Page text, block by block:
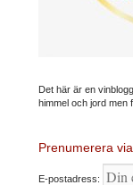
Det här är en
himmel och jord men
Prenumerera
E-postadress: